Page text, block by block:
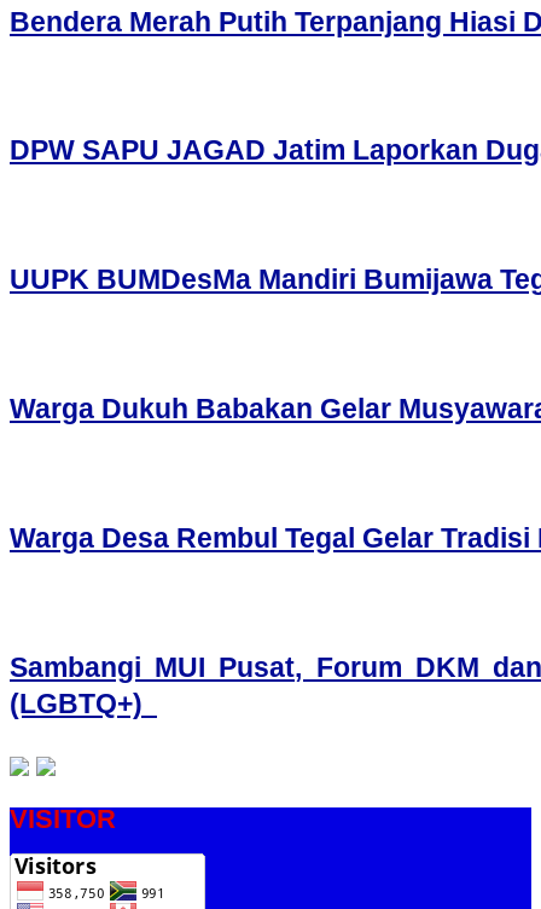
Bendera Merah Putih Terpanjang Hiasi
DPW SAPU JAGAD Jatim Laporkan
UUPK BUMDesMa Mandiri Bumijawa
Warga Dukuh Babakan Gelar
Warga Desa Rembul Tegal Gelar
Sambangi MUI Pusat, Forum DKM
(LGBTQ+)
VISITOR